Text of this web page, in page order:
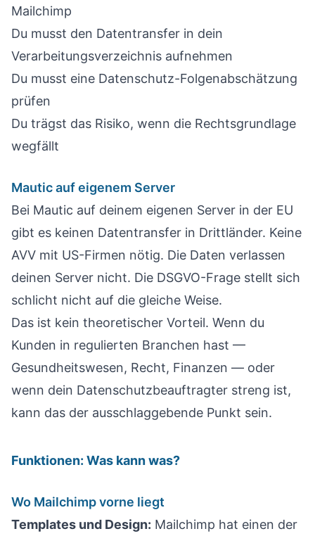
Mailchimp
Du musst den Datentransfer in dein
Verarbeitungsverzeichnis aufnehmen
Du musst eine Datenschutz-Folgenabschätzung
prüfen
Du trägst das Risiko, wenn die Rechtsgrundlage
wegfällt
Mautic auf eigenem Server
Bei Mautic auf deinem eigenen Server in der EU
gibt es keinen Datentransfer in Drittländer. Keine
AVV mit US-Firmen nötig. Die Daten verlassen
deinen Server nicht. Die DSGVO-Frage stellt sich
schlicht nicht auf die gleiche Weise.
Das ist kein theoretischer Vorteil. Wenn du
Kunden in regulierten Branchen hast —
Gesundheitswesen, Recht, Finanzen — oder
wenn dein Datenschutzbeauftragter streng ist,
kann das der ausschlaggebende Punkt sein.
Funktionen: Was kann was?
Wo Mailchimp vorne liegt
Templates und Design: Mailchimp hat einen der